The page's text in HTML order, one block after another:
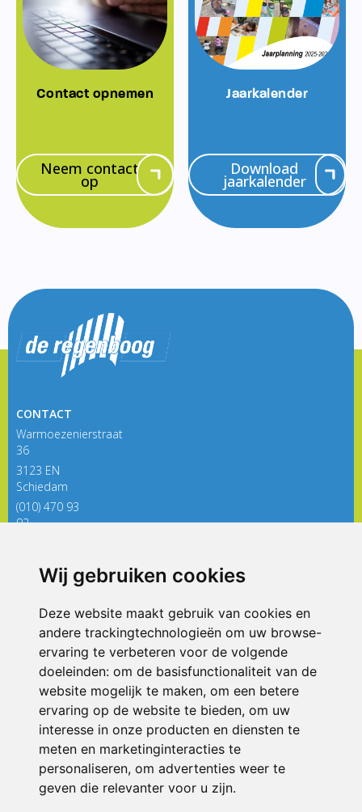
Wij gebruiken cookies
Deze website maakt gebruik van cookies en
andere trackingtechnologieën om uw browse-
ervaring te verbeteren voor de volgende
doeleinden: om de basisfunctionaliteit van de
website mogelijk te maken, om een betere
ervaring op de website te bieden, om uw
interesse in onze producten en diensten te
meten en marketinginteracties te
personaliseren, om advertenties weer te
geven die relevanter voor u zijn.
Contact opnemen
Neem contact
op
Jaarkalender
Download
jaarkalender
CONTACT
Warmoezenierstraat
36
3123 EN
Schiedam
(010) 470 93
92
ONDERDEEL VAN
© 2026 De Regenboog | Alle rechten voorbehouden
Privacy policy|Disclaimer| Klachtenregeling|RSIN en Anbi
voorkeuren